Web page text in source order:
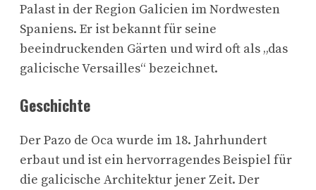
Palast in der Region Galicien im Nordwesten
Spaniens. Er ist bekannt für seine
beeindruckenden Gärten und wird oft als „das
galicische Versailles“ bezeichnet.
Geschichte
Der Pazo de Oca wurde im 18. Jahrhundert
erbaut und ist ein hervorragendes Beispiel für
die galicische Architektur jener Zeit. Der